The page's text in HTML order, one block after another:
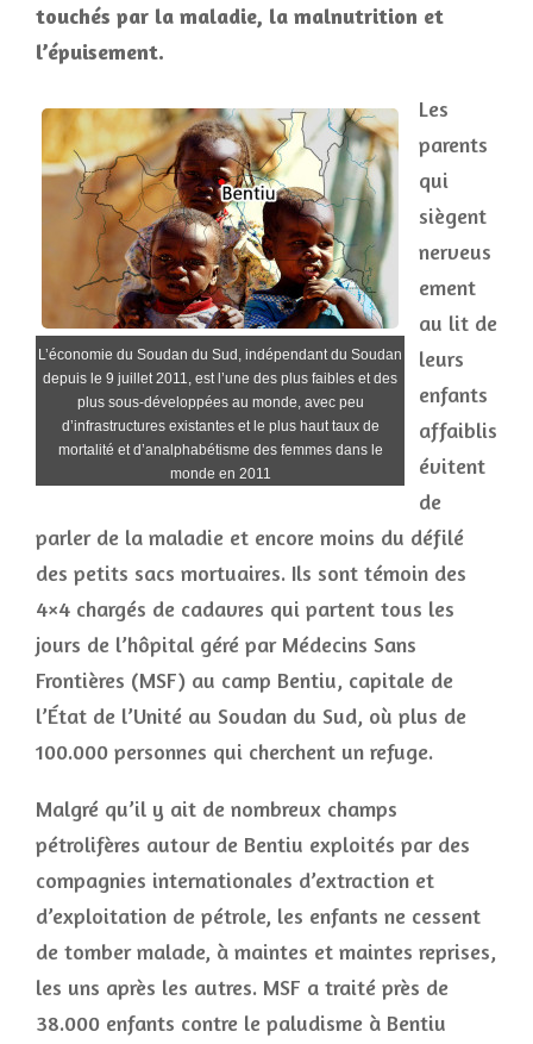
touchés par la maladie, la malnutrition et
l’épuisement.
L’économie du Soudan du Sud, indépendant du Soudan
depuis le 9 juillet 2011, est l’une des plus faibles et des
plus sous-développées au monde, avec peu
d’infrastructures existantes et le plus haut taux de
mortalité et d’analphabétisme des femmes dans le
monde en 2011
Les
parents
qui
siègent
nerveus
ement
au lit de
leurs
enfants
affaiblis
évitent
de
parler de la maladie et encore moins du défilé
des petits sacs mortuaires. Ils sont témoin des
4×4 chargés de cadavres qui partent tous les
jours de l’hôpital géré par Médecins Sans
Frontières (MSF) au camp Bentiu, capitale de
l’État de l’Unité au Soudan du Sud, où plus de
100.000 personnes qui cherchent un refuge.
Malgré qu’il y ait de nombreux champs
pétrolifères autour de Bentiu exploités par des
compagnies internationales d’extraction et
d’exploitation de pétrole, les enfants ne cessent
de tomber malade, à maintes et maintes reprises,
les uns après les autres. MSF a traité près de
38.000 enfants contre le paludisme à Bentiu